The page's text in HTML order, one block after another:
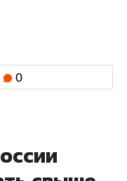
перемирия.
после ударов
в Ормузском